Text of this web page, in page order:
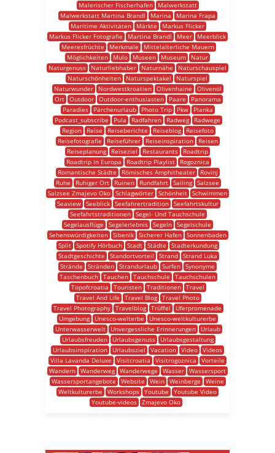
Malerischer Fischerhafen
Malwerkstatt
Malwerkstatt Martina Brandl
Marina
Marina Frapa
Maritime Aktivitäten
Märkte
Markus Flicker
Markus Flicker Fotografie
Martina Brandl Meer
Meerblick
Meeresfrüchte
Merkmale
Mittelalterliche Mauern
Möglichkeiten
Mulo Museen Museum
Natur
Naturgenuss
Naturliebhaber Naturnähe
Naturschauspiel
Naturschönheiten
Naturspektakel
Naturspiel
Naturwunder
Nordwestkroatien Olivenhaine
Olivenöl
Ort
Outdoor Outdoor-enthusiasten Paare
Panorama
Paradies
Pärchenurlaub Photo Trip Pkw
Planka
Podcast_subscribe
Pula Radfahren Radweg
Radwege
Region
Reise Reiseberichte Reiseblog
Reisefoto
Reisefotografie
Reiseführer Reiseinspiration
Reisen
Reiseplanung
Reiseziel Restaurants
Roadtrip
Roadtrip In Europa
Roadtrip Playlist
Rogoznica
Romantische Städte
Römisches Amphitheater
Rovinj
Ruhe
Ruhiger Ort Ruinen Rundfahrt Sailing Salzsee
Salzsee Zmajevo Oko Schlagwörter Schönheit Schwimmen
Seaview
Seeblick Seefahrertradition
Seefahrtskultur
Seefahrtstraditionen Segel- Und Tauchschule
Segelausflüge
Segelerlebnis Segeln Segelschule
Sehenswürdigkeiten
Sibenik Sicherer Hafen
Sonnenbaden
Split
Spotify Hörbuch Stadt Städte
Stadterkundung
Stadtgeschichte
Standortvorteil Strand
Strand Luka
Strände
Stränden Strandurlaub Surfen Synonyme
Taschenbuch Tauchen Tauchschule
Tauchschulen
Topofcroatia
Touristen Traditionen
Travel
Travel And Life
Travel Blog
Travel Photo
Travel Photography Travelblog Trüffel
Uferpromenade
Umgebung
Unesco-welterbe
Unesco-weltkulturerbe
Unterwasserwelt
Unvergessliche Erinnerungen
Urlaub
Urlaubsfreuden
Urlaubsgenuss
Urlaubsgestaltung
Urlaubsinspiration
Urlaubsziel Vacation Video Videos
Villa Lavanda Deluxe
Visitcroatia Visitrogoznica
Vorteile
Wandern Wanderweg Wanderwege Wasser Wassersport
Wassersportangebote
Website Wein Weinberge
Weine
Weltkulturerbe
Workshops Youtube
Youtube Video
Youtube-videos Zmajevo Oko